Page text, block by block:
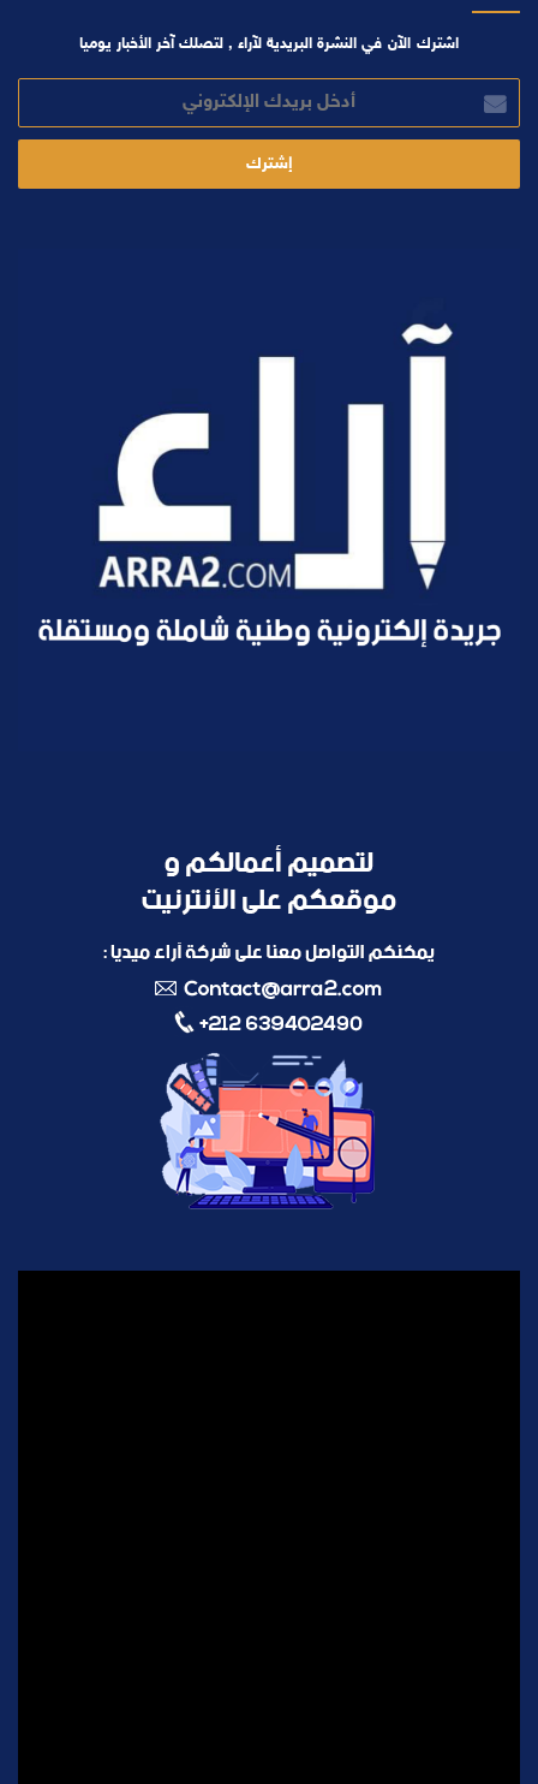
اشترك الآن في النشرة البريدية لآراء , لتصلك آخر الأخبار يوميا
بريدك
الإلكتروني